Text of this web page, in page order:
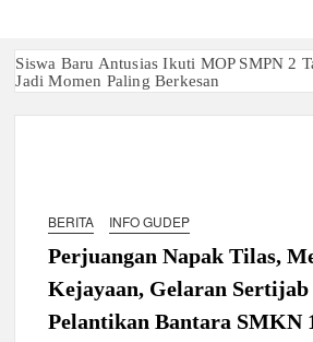
Siswa Baru Antusias Ikuti MOP SMPN 2
Jadi Momen Paling Berkesan
Relevansi Pemikiran Baden-Powell dalam
Kepemimpinan, Kerja Sama Tim, dan
Generasi Muda di Era Digital
Semangat “Cerdas, Ceria, Cekatan”
Kwarran Sukodono Tahun 2026
BERITA INFO GUDEP
Perjuangan Napak Tilas,
Kejayaan, Gelaran Sertijab
Pelantikan Bantara SMKN